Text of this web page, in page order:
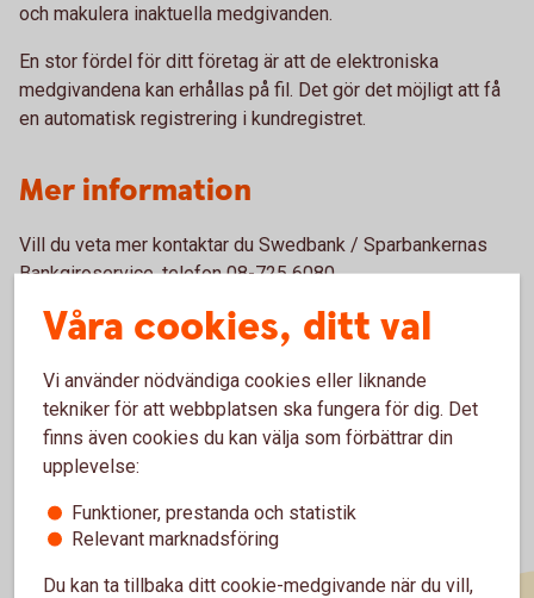
och makulera inaktuella medgivanden.
En stor fördel för ditt företag är att de elektroniska
medgivandena kan erhållas på fil. Det gör det möjligt att få
en automatisk registrering i kundregistret.
Mer information
Vill du veta mer kontaktar du Swedbank / Sparbankernas
Bankgiroservice, telefon 08-725 6080
Våra cookies, ditt val
Vi använder nödvändiga cookies eller liknande
tekniker för att webbplatsen ska fungera för dig. Det
finns även cookies du kan välja som förbättrar din
upplevelse:
Funktioner, prestanda och statistik
Relevant marknadsföring
Du kan ta tillbaka ditt cookie-medgivande när du vill,